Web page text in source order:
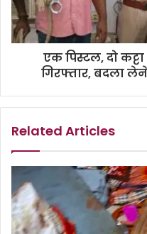
एक पिस्टल, दो
गिरफ्तार, बदला
Related Articles